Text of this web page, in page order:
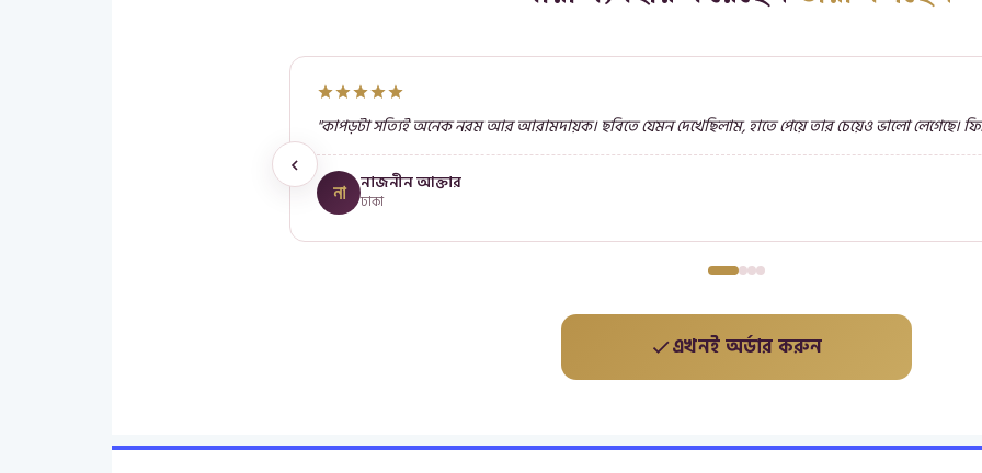
"কাপড়টা সত্যিই অনেক নরম আর আরামদায়ক। ছবিতে যেমন দেখেছিলাম, হাতে পেয়ে তার চেয়েও ভালো লেগেছে।
না নাজনীন আক্তার
ঢাকা
এখনই অর্ডার করুন